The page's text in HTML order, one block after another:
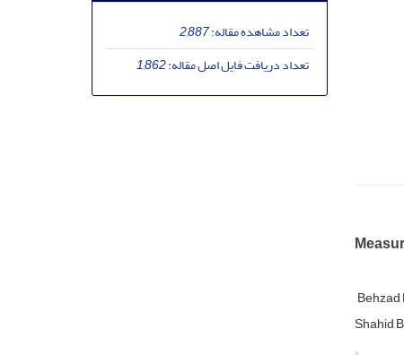
Shahid
تعداد مشاهده مقاله:2,887
تعداد دریافت فایل اصل مقاله:1,862